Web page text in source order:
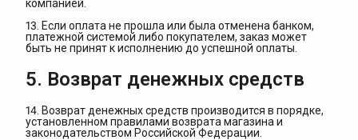
компанией.
13. Если оплата не прошла или была отменена банком,
платежной системой либо покупателем, заказ может
быть не принят к исполнению до успешной оплаты.
5. Возврат денежных средств
14. Возврат денежных средств производится в порядке,
установленном правилами возврата магазина и
законодательством Российской Федерации.